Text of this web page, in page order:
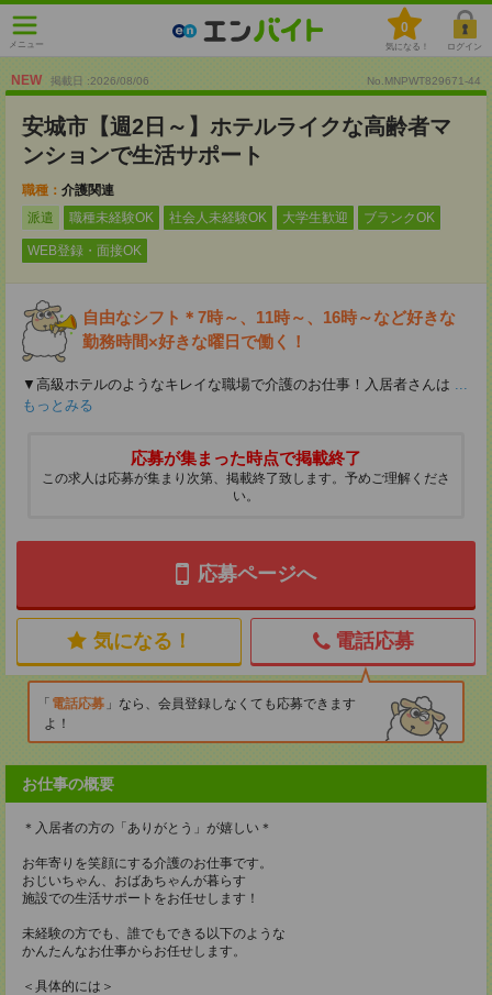
メニュー
0
気になる！ ログイン
NEW 掲載日 :2026/08/06 No.MNPWT829671-44
安城市【週2日～】ホテルライクな高齢者マ
ンションで生活サポート
職種： 介護関連
派遣
職種未経験OK 社会人未経験OK 大学生歓迎 ブランクOK
WEB登録・面接OK
自由なシフト＊7時～、11時～、16時～など好きな
勤務時間×好きな曜日で働く！
▼高級ホテルのようなキレイな職場で介護のお仕事！入居者さんは ...
もっとみる
応募が集まった時点で掲載終了
この求人は応募が集まり次第、掲載終了致します。予めご理解くださ
い。
応募ページへ
気になる！ 電話応募
電話応募
なら、会員登録しなくても応募できます
よ！
お仕事の概要
＊入居者の方の「ありがとう」が嬉しい＊
お年寄りを笑顔にする介護のお仕事です。
おじいちゃん、おばあちゃんが暮らす
施設での生活サポートをお任せします！
未経験の方でも、誰でもできる以下のような
かんたんなお仕事からお任せします。
＜具体的には＞